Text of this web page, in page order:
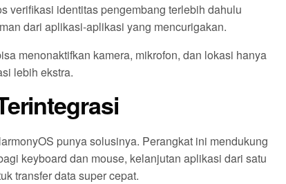
verifikasi identitas pengembang terlebih dahulu
dari aplikasi-aplikasi yang mencurigakan.
menonaktifkan kamera, mikrofon, dan lokasi hanya
lebih ekstra.
punya solusinya. Perangkat ini mendukung
keyboard dan mouse, kelanjutan aplikasi dari satu
transfer data super cepat.